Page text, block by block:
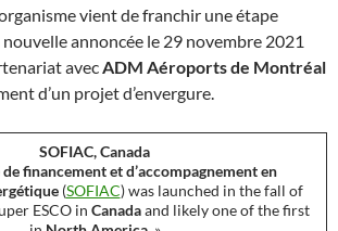
vient de franchir une étape
annoncée le 29 novembre 2021
avec ADM Aéroports de Montréal
d’un projet d’envergure.
SOFIAC, Canada
financement et d’accompagnement en
(SOFIAC) was launched in the fall of
ESCO in Canadaand likely one of the first